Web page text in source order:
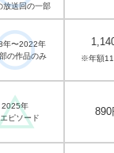
放送回の一部
年〜2022年
の作品のみ
※年額
2025年
ピソード
890